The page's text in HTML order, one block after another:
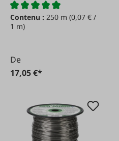
mm/250 m
Contenu : 250 m (0,07 € /
1 m)
De
17,05 €*